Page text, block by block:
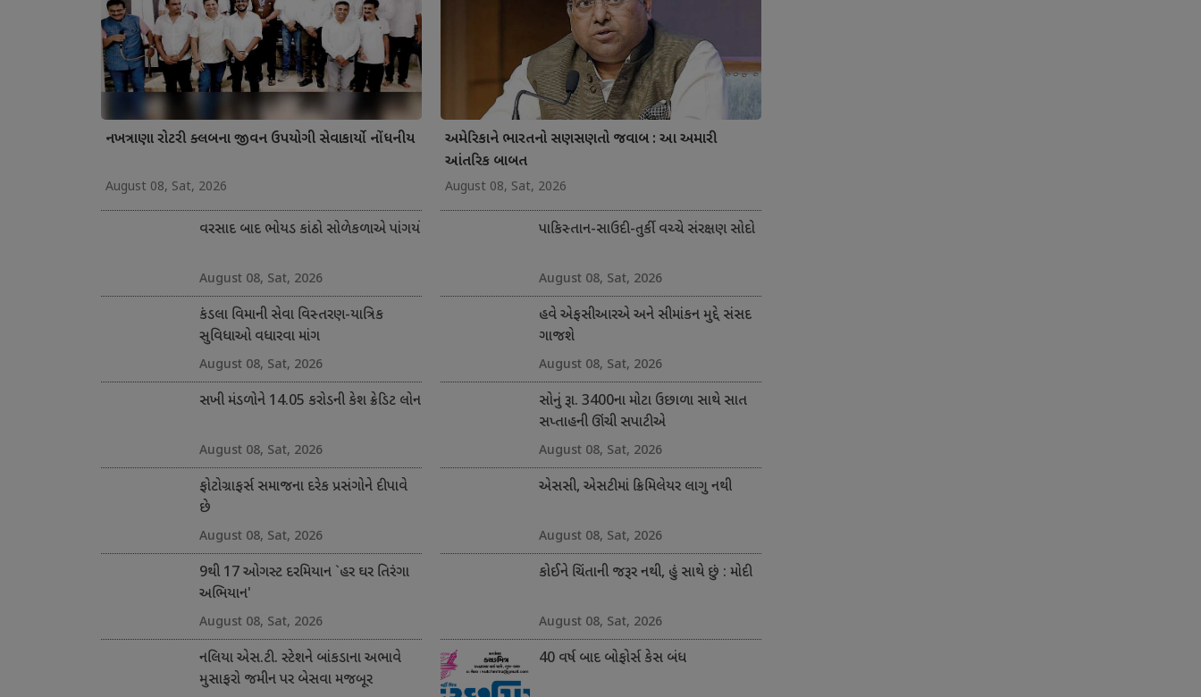
નખત્રાણા રોટરી ક્લબના જીવન ઉપયોગી સેવાકાર્યો નોંધનીય
August 08, Sat, 2026
વરસાદ બાદ ભોયડ કાંઠો સોળેકળાએ પાંગર્યો
August 08, Sat, 2026
કંડલા વિમાની સેવા વિસ્તરણ-યાત્રિક
સુવિધાઓ વધારવા માંગ
August 08, Sat, 2026
સખી મંડળોને 14.05 કરોડની કેશ ક્રેડિટ લોન
August 08, Sat, 2026
ફોટોગ્રાફર્સ સમાજના દરેક પ્રસંગોને દીપાવે
છે
August 08, Sat, 2026
9થી 17 ઓગસ્ટ દરમિયાન `હર ઘર તિરંગા
અભિયાન'
August 08, Sat, 2026
નલિયા એસ.ટી. સ્ટેશને બાંકડાના અભાવે
મુસાફરો જમીન પર બેસવા મજબૂર
અમેરિકાને ભારતનો સણસણતો જવાબ : આ અમારી
આંતરિક બાબત
August 08, Sat, 2026
પાકિસ્તાન-સાઉદી-તુર્કી વચ્ચે સંરક્ષણ સોદો
August 08, Sat, 2026
હવે એફસીઆરએ અને સીમાંકન મુદ્દે સંસદ
ગાજશે
August 08, Sat, 2026
સોનું રૂા. 3400ના મોટા ઉછાળા સાથે સાત
સપ્તાહની ઊંચી સપાટીએ
August 08, Sat, 2026
એસસી, એસટીમાં ક્રિમિલેયર લાગુ નથી
August 08, Sat, 2026
કોઈને ચિંતાની જરૂર નથી, હું સાથે છું : મોદી
August 08, Sat, 2026
40 વર્ષ બાદ બોફોર્સ કેસ બંધ